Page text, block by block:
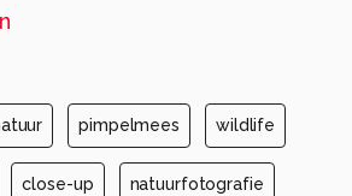
pimpelmees wildlife
close-up natuurfotografie